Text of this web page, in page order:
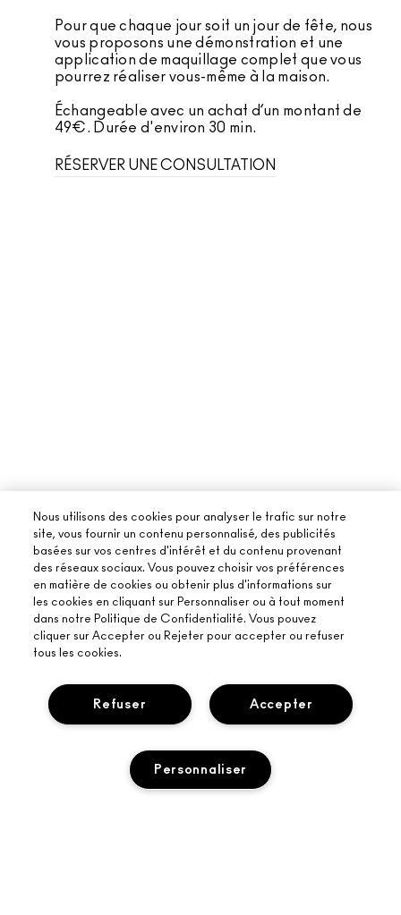
Pour que chaque jour soit un jour de fête, nous
vous proposons une démonstration et une
application de maquillage complet que vous
pourrez réaliser vous-même à la maison.
Échangeable avec un achat d’un montant de
49€. Durée d'environ 30 min.
RÉSERVER UNE CONSULTATION
À PROPOS DE MAC
Nous utilisons des cookies pour analyser le trafic sur notre
site, vous fournir un contenu personnalisé, des publicités
basées sur vos centres d'intérêt et du contenu provenant
des réseaux sociaux. Vous pouvez choisir vos préférences
en matière de cookies ou obtenir plus d'informations sur
les cookies en cliquant sur Personnaliser ou à tout moment
dans notre Politique de Confidentialité. Vous pouvez
cliquer sur Accepter ou Rejeter pour accepter ou refuser
tous les cookies.
Accepter
Refuser
Personnaliser